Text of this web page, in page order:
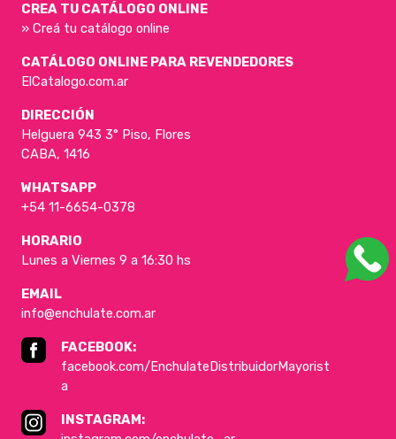
CREA TU CATÁLOGO ONLINE
» Creá tu catálogo online
CATÁLOGO ONLINE PARA REVENDEDORES
ElCatalogo.com.ar
DIRECCIÓN
Helguera 943 3° Piso, Flores
CABA, 1416
WHATSAPP
+54 11-6654-0378
HORARIO
Lunes a Viernes 9 a 16:30 hs
EMAIL
info@enchulate.com.ar
FACEBOOK:
facebook.com/EnchulateDistribuidorMayorist
a
INSTAGRAM: